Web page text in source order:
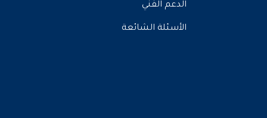
الدعم الفني
الأسئلة الشائعة